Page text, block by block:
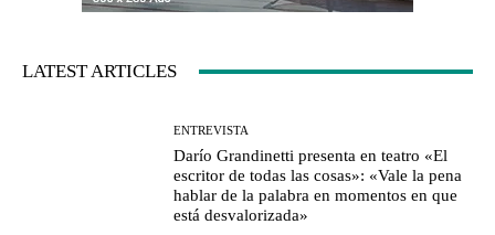
LATEST ARTICLES
ENTREVISTA
Darío Grandinetti presenta en teatro «El
escritor de todas las cosas»: «Vale la pena
hablar de la palabra en momentos en que
está desvalorizada»